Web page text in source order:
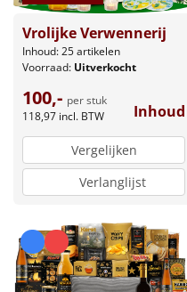
Vrolijke Verwennerij
Inhoud: 25 artikelen
Voorraad: Uitverkocht
100,- per stuk
118,97 incl. BTW Inhoud
Vergelijken
Verlanglijst